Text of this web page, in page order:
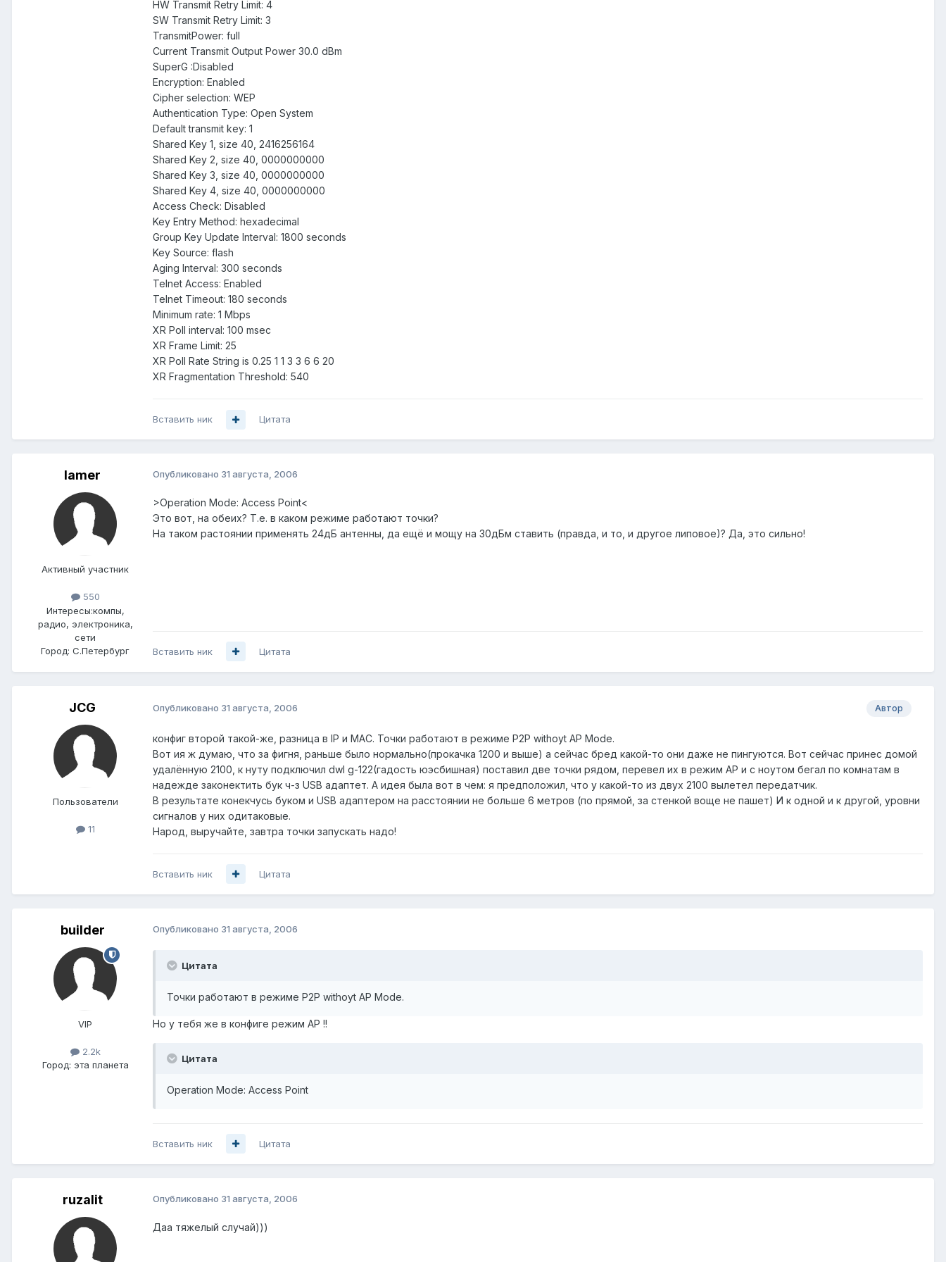
HW Transmit Retry Limit: 4
SW Transmit Retry Limit: 3
TransmitPower: full
Current Transmit Output Power 30.0 dBm
SuperG :Disabled
Encryption: Enabled
Cipher selection: WEP
Authentication Type: Open System
Default transmit key: 1
Shared Key 1, size 40, 2416256164
Shared Key 2, size 40, 0000000000
Shared Key 3, size 40, 0000000000
Shared Key 4, size 40, 0000000000
Access Check: Disabled
Key Entry Method: hexadecimal
Group Key Update Interval: 1800 seconds
Key Source: flash
Aging Interval: 300 seconds
Telnet Access: Enabled
Telnet Timeout: 180 seconds
Minimum rate: 1 Mbps
XR Poll interval: 100 msec
XR Frame Limit: 25
XR Poll Rate String is 0.25 1 1 3 3 6 6 20
XR Fragmentation Threshold: 540
Вставить ник Цитата
lamer
Активный участник
550
Интересы:компы,
радио, электроника,
сети
Город: С.Петербург
Опубликовано 31 августа, 2006
>Operation Mode: Access Point<
Это вот, на обеих? Т.е. в каком режиме работают точки?
На таком растоянии применять 24дБ антенны, да ещё и мощу на 30дБм ставить (правда, и то, и другое липовое)? Да, это сильно!
Вставить ник Цитата
JCG
Пользователи
11
Автор
Опубликовано 31 августа, 2006
конфиг второй такой-же, разница в IP и MAC. Точки работают в режиме P2P withoyt AP Mode.
Вот ия ж думаю, что за фигня, раньше было нормально(прокачка 1200 и выше) а сейчас бред какой-то они даже не пингуются. Вот сейчас принес домой
удалённую 2100, к нуту подключил dwl g-122(гадость юэсбишная) поставил две точки рядом, перевел их в режим АР и с ноутом бегал по комнатам в
надежде законектить бук ч-з USB адаптет. А идея была вот в чем: я предположил, что у какой-то из двух 2100 вылетел передатчик.
В результате конекчусь буком и USB адаптером на расстоянии не больше 6 метров (по прямой, за стенкой воще не пашет) И к одной и к другой, уровни
сигналов у них одитаковые.
Народ, выручайте, завтра точки запускать надо!
Вставить ник Цитата
builder
VIP
2.2k
Город: эта планета
Опубликовано 31 августа, 2006
Цитата
Точки работают в режиме P2P withoyt AP Mode.
Но у тебя же в конфиге режим АР !!
Цитата
Operation Mode: Access Point
Вставить ник Цитата
ruzalit Опубликовано 31 августа, 2006
Даа тяжелый случай)))